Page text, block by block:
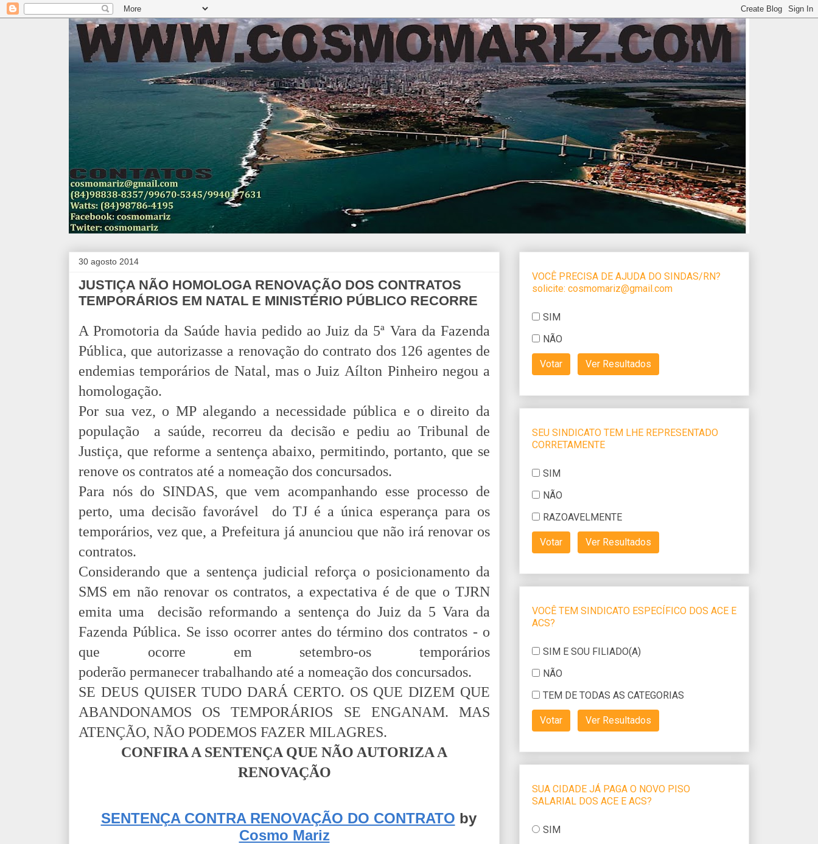
30 agosto 2014
JUSTIÇA NÃO HOMOLOGA RENOVAÇÃO DOS CONTRATOS
TEMPORÁRIOS EM NATAL E MINISTÉRIO PÚBLICO RECORRE
A Promotoria da Saúde havia pedido ao Juiz da 5ª Vara da Fazenda
Pública, que autorizasse a renovação do contrato dos 126 agentes de
endemias temporários de Natal, mas o Juiz Aílton Pinheiro negou a
homologação.
Por sua vez, o MP alegando a necessidade pública e o direito da
população a saúde, recorreu da decisão e pediu ao Tribunal de
Justiça, que reforme a sentença abaixo, permitindo, portanto, que se
renove os contratos até a nomeação dos concursados.
Para nós do SINDAS, que vem acompanhando esse processo de
perto, uma decisão favorável do TJ é a única esperança para os
temporários, vez que, a Prefeitura já anunciou que não irá renovar os
contratos.
Considerando que a sentença judicial reforça o posicionamento da
SMS em não renovar os contratos, a expectativa é de que o TJRN
emita uma decisão reformando a sentença do Juiz da 5 Vara da
Fazenda Pública. Se isso ocorrer antes do término dos contratos - o
que ocorre em setembro-os temporários
poderão permanecer trabalhando até a nomeação dos concursados.
SE DEUS QUISER TUDO DARÁ CERTO. OS QUE DIZEM QUE
ABANDONAMOS OS TEMPORÁRIOS SE ENGANAM. MAS
ATENÇÃO, NÃO PODEMOS FAZER MILAGRES.
CONFIRA A SENTENÇA QUE NÃO AUTORIZA A
RENOVAÇÃO
SENTENÇA CONTRA RENOVAÇÃO DO CONTRATO by
Cosmo Mariz